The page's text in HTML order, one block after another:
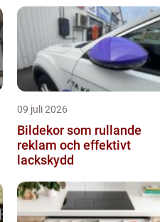
09 juli 2026
Bildekor som rullande
reklam och effektivt
lackskydd